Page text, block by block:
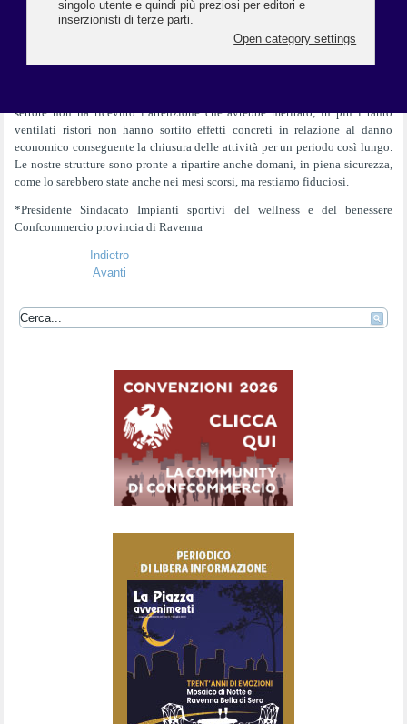
sperare in una riapertura delle palestre per il mese di maggio, nel pieno
rispetto delle regole di sicurezza e ad un progressivo ritorno alla normalità.
Dobbiamo nostro malgrado prendere atto però che il nuovo Governo non
settore non ha ricevuto l’attenzione che avrebbe meritato, in più i tanto
ventilati ristori non hanno sortito effetti concreti in relazione al danno
economico conseguente la chiusura delle attività per un periodo così lungo.
Le nostre strutture sono pronte a ripartire anche domani, in piena sicurezza,
come lo sarebbero state anche nei mesi scorsi, ma restiamo fiduciosi.
*Presidente Sindacato Impianti sportivi del wellness e del benessere
Confcommercio provincia di Ravenna
Indietro
Avanti